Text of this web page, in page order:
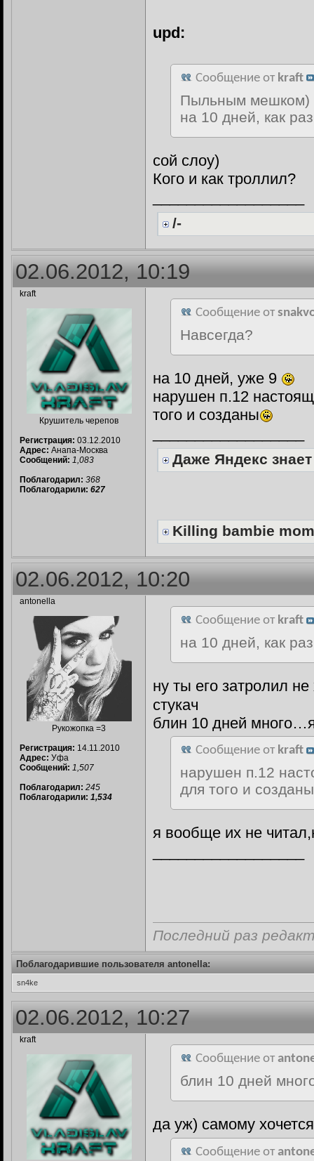
upd:
Сообщение от kraft
Пыльным мешком)
на 10 дней, как
сой слоу)
Кого и как троллил?
/-
02.06.2012, 10:19
kraft
Крушитель черепов
Регистрация: 03.12.2010
Адрес: Анапа-Москва
Сообщений: 1,083
Поблагодарил: 368
Поблагодарили: 627
Сообщение от
Навсегда?
на 10 дней, уже 9
нарушен п.12
того и созданы
Даже Яндекс знает
Killing bambie mom
02.06.2012, 10:20
antonella
Рукожопка =3
Регистрация: 14.11.2010
Адрес: Уфа
Сообщений: 1,507
Поблагодарил: 245
Поблагодарили: 1,534
Сообщение от kraft
на 10 дней, как
ну ты его затролил не
стукач
блин 10 дней
Сообщение от kraft
нарушен п.12
для того и созданы
я вообще их не
Последний раз
Поблагодарившие пользователя antonella:
sn4ke
02.06.2012, 10:27
kraft
Сообщение от
блин 10 дней
да уж) самому
Сообщение от